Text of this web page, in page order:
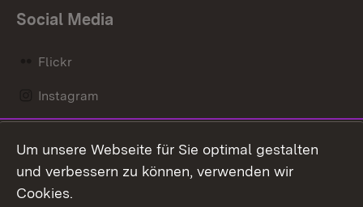
Social Media
Flickr
Instagram
Mastodon
Messenger
Um unsere Webseite für Sie optimal gestalten
und verbessern zu können, verwenden wir
Cookies.